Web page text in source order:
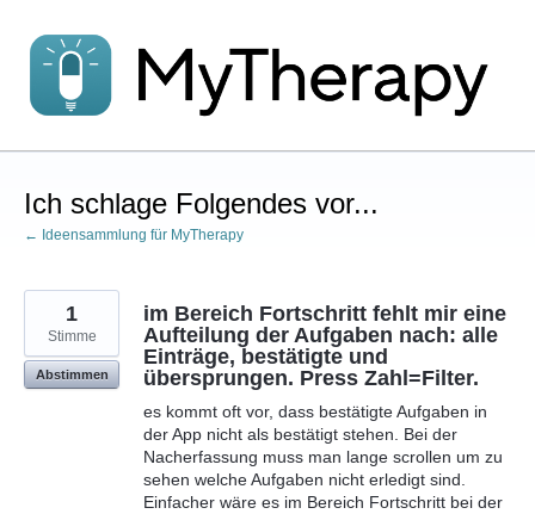
Inhalt
springen
Ich schlage Folgendes vor...
← Ideensammlung für MyTherapy
im Bereich Fortschritt fehlt mir eine
Aufteilung der Aufgaben nach: alle
Einträge, bestätigte und
übersprungen. Press Zahl=Filter.
es kommt oft vor, dass bestätigte Aufgaben in
der App nicht als bestätigt stehen. Bei der
Nacherfassung muss man lange scrollen um zu
sehen welche Aufgaben nicht erledigt sind.
Einfacher wäre es im Bereich Fortschritt bei der
1
Stimme
Abstimmen